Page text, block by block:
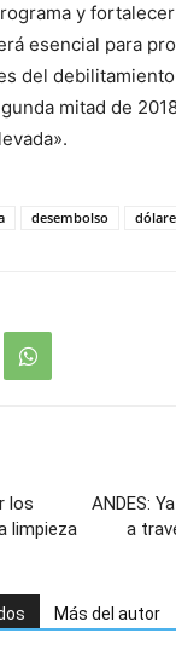
y
esencial para
del
mitad de
desembolso
los
limpieza
ANDES:
a
Más del autor